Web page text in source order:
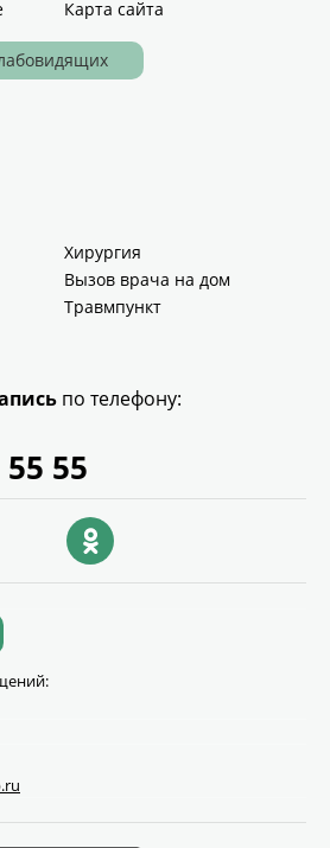
Карта сайта
Хирургия
Вызов врача на дом
Травмпункт
по телефону:
55